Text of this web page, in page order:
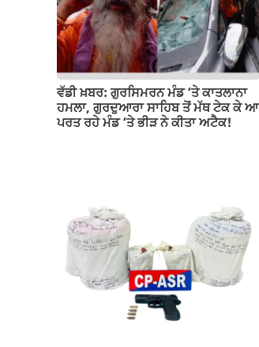
k
ਵੱਡੀ ਖ਼ਬਰ: ਗੁਰਸਿਮਰਨ ਮੰਡ ‘ਤੇ ਕਾਤਲਾਨਾ
ਹਮਲਾ, ਗੁਰਦੁਆਰਾ ਸਾਹਿਬ ਤੋਂ ਮੱਥ ਟੇਕ ਕੇ ਆ
ਪਰਤ ਰਹੇ ਮੰਡ ‘ਤੇ ਭੀੜ ਨੇ ਕੀਤਾ ਅਟੈਕ!